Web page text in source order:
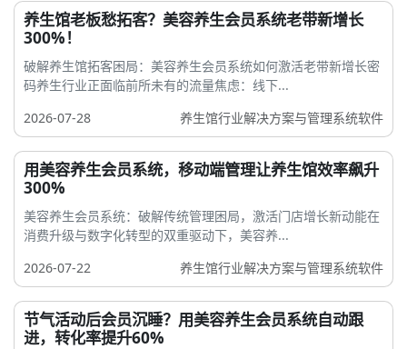
养生馆老板愁拓客？美容养生会员系统老带新增长
300%！
破解养生馆拓客困局：美容养生会员系统如何激活老带新增长密
码养生行业正面临前所未有的流量焦虑：线下...
2026-07-28
养生馆行业解决方案与管理系统软件
用美容养生会员系统，移动端管理让养生馆效率飙升
300%
美容养生会员系统：破解传统管理困局，激活门店增长新动能在
消费升级与数字化转型的双重驱动下，美容养...
2026-07-22
养生馆行业解决方案与管理系统软件
节气活动后会员沉睡？用美容养生会员系统自动跟
进，转化率提升60%